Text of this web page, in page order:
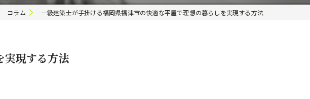
コラム 一級建築士が手掛ける福岡県福津市の快適な平屋で理想の暮らしを実現する方法
実現する方法